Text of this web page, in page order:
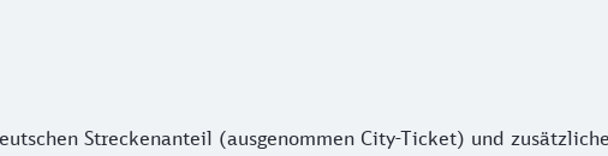
Streckenanteil (ausgenommen City-Ticket) und